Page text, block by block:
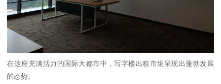
在这座充满活力的国际大都市中，写字楼出租市场呈现出蓬勃发展
的态势。